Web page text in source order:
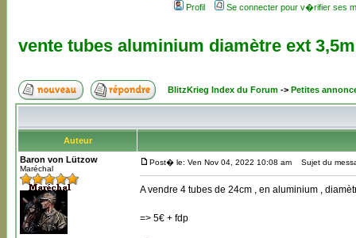
Profil
Se connecter pour v�rifier ses
vente tubes aluminium diamètre ext
BlitzKrieg Index du Forum -> Petites
Auteur
Baron von Lützow
Maréchal
Post� le: Ven Nov 04, 2022 10:08 am Sujet du
A vendre 4 tubes de 24cm , en aluminium ,
=> 5€ + fdp